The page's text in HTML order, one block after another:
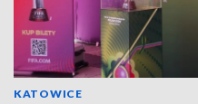
KATOWICE